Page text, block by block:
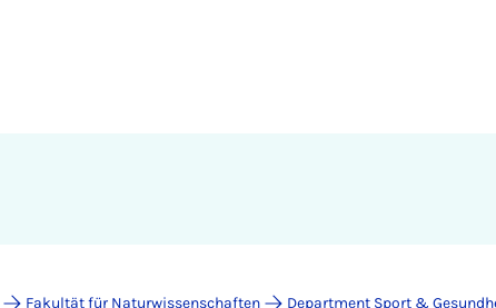
Fakultät für Naturwissenschaften
Department Sport &